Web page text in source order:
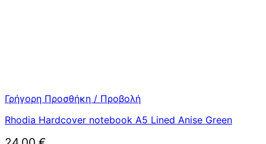
Γρήγορη Προσθήκη / Προβολή
Rhodia Hardcover notebook A5 Lined Anise Green